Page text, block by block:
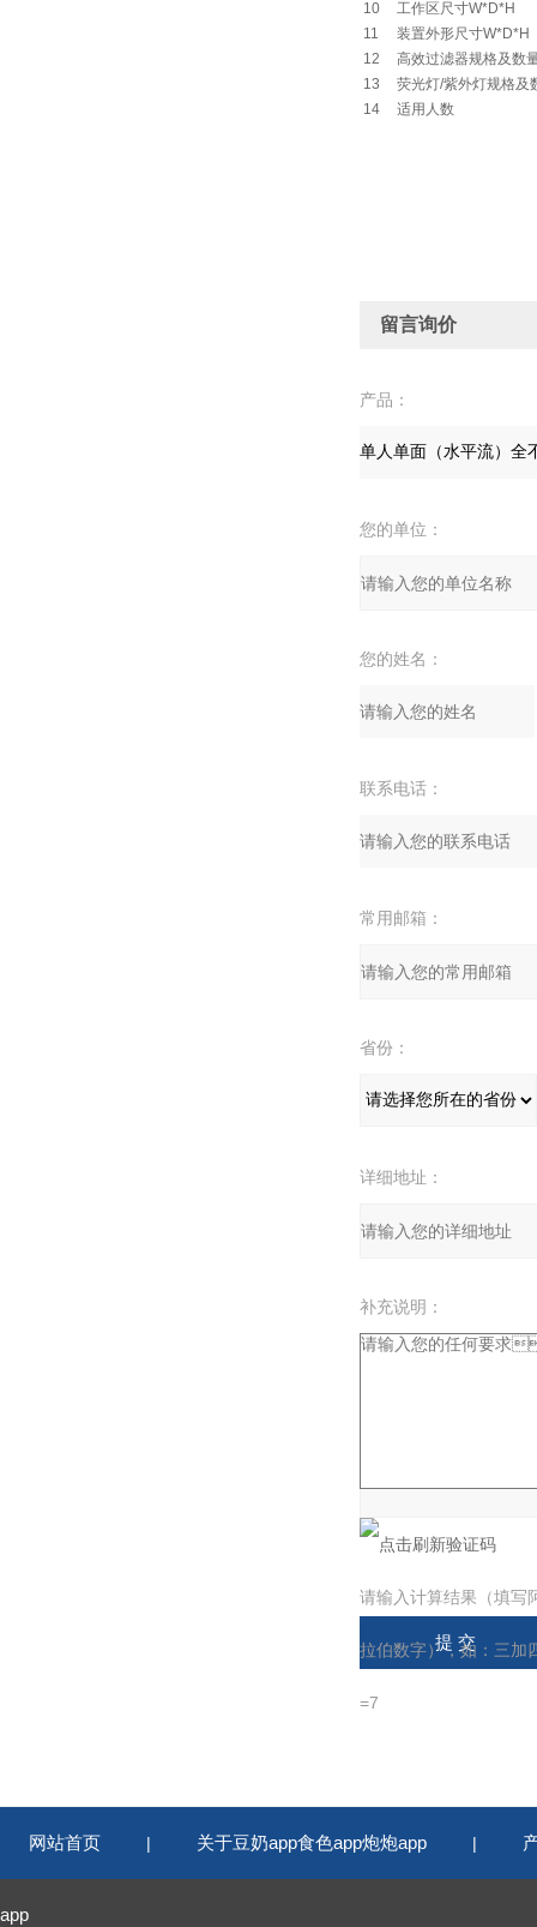
10
工作区尺寸W*D*H
11
装置外形尺寸W*D*H
12
高效过滤器规格及数
13
荧光灯/紫外灯规格及
14
适用人数
留言询价
产品：
您的单位：
您的姓名：
联系电话：
常用邮箱：
省份：
详细地址：
补充说明：
请输入计算结果（填写
拉伯数字），如：三加
=7
网站首页 | 关于豆奶app食色app炮炮app |
app